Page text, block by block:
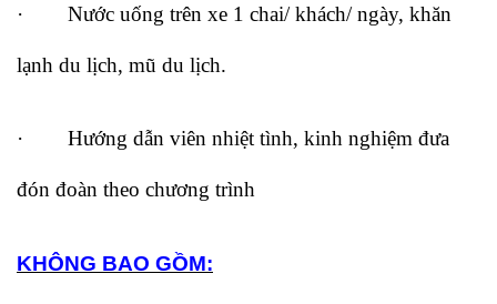
· Nước uống trên xe 1 chai/ khách/ ngày, khăn
lạnh du lịch, mũ du lịch.
· Hướng dẫn viên nhiệt tình, kinh nghiệm đưa
đón đoàn theo chương trình
KHÔNG BAO GỒM: